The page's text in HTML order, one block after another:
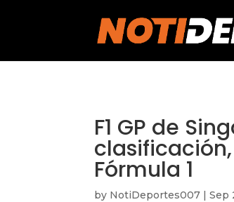
F1 GP de
Fórmula 1
by NotiDeportes007 |Sep